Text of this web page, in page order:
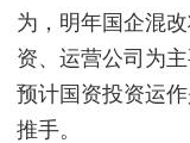
为，明年国企混
资、运营公司为
预计国资投资运
推手。